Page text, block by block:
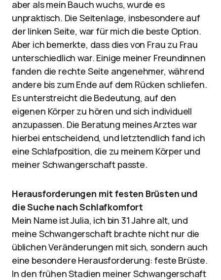
aber als mein Bauch wuchs, wurde es
unpraktisch. Die Seitenlage, insbesondere auf
der linken Seite, war für mich die beste Option.
Aber ich bemerkte, dass dies von Frau zu Frau
unterschiedlich war. Einige meiner Freundinnen
fanden die rechte Seite angenehmer, während
andere bis zum Ende auf dem Rücken schliefen.
Es unterstreicht die Bedeutung, auf den
eigenen Körper zu hören und sich individuell
anzupassen. Die Beratung meines Arztes war
hierbei entscheidend, und letztendlich fand ich
eine Schlafposition, die zu meinem Körper und
meiner Schwangerschaft passte.
Herausforderungen mit festen Brüsten und
die Suche nach Schlafkomfort
Mein Name ist Julia, ich bin 31 Jahre alt, und
meine Schwangerschaft brachte nicht nur die
üblichen Veränderungen mit sich, sondern auch
eine besondere Herausforderung: feste Brüste.
In den frühen Stadien meiner Schwangerschaft